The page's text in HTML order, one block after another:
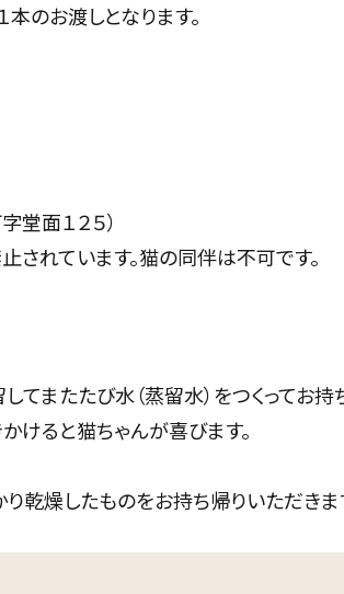
のお渡しとなります。
面１２５）
れています。猫の同伴は不可です。
またたび水（蒸留水）をつくってお持
けると猫ちゃんが喜びます。
乾燥したものをお持ち帰りいただきま